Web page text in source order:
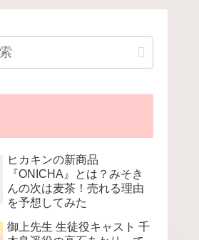
ヒカキンの新商品
『ONICHA』とは？みそき
んの次は麦茶！売れる理由
を予想してみた
御上先生 生徒役キャスト 千